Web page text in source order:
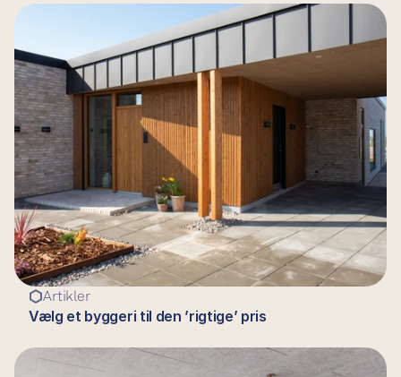
Artikler
Vælg et byggeri til den ’rigtige’ pris